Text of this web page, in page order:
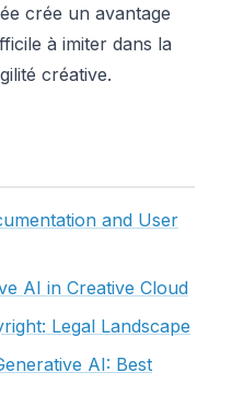
crée un avantage
à imiter dans la
créative.
and User
AI in Creative Cloud
Legal Landscape
AI: Best